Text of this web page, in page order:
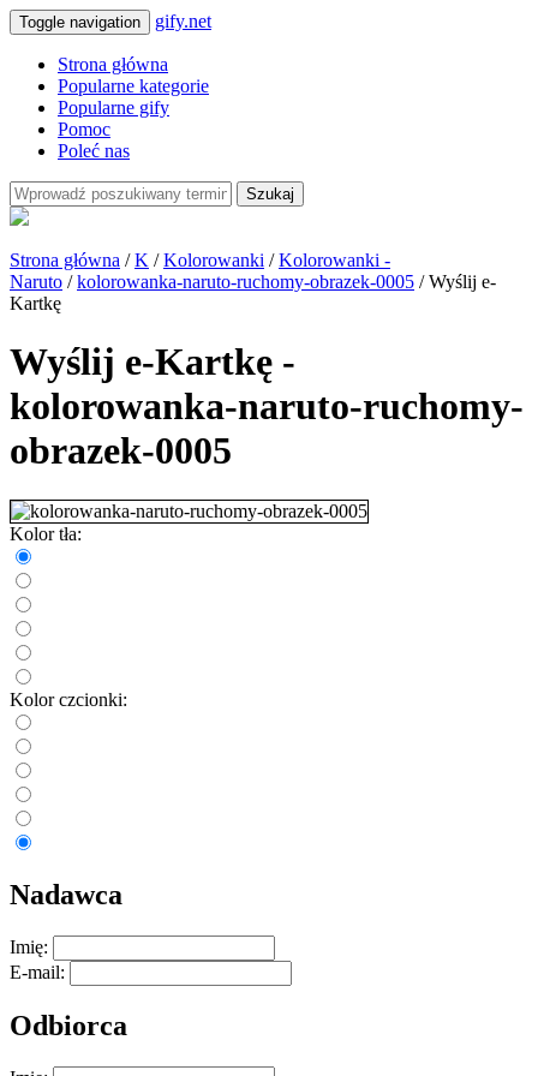
Toggle navigation gify.net
Strona główna
Popularne kategorie
Popularne gify
Pomoc
Poleć nas
Szukaj
Strona główna /K /Kolorowanki /Kolorowanki -
Naruto /kolorowanka-naruto-ruchomy-obrazek-0005 / Wyślij e-
Kartkę
Wyślij e-Kartkę -
kolorowanka-naruto-ruchomy-
obrazek-0005
Kolor tła:
Kolor czcionki:
Nadawca
Imię:
E-mail:
Odbiorca